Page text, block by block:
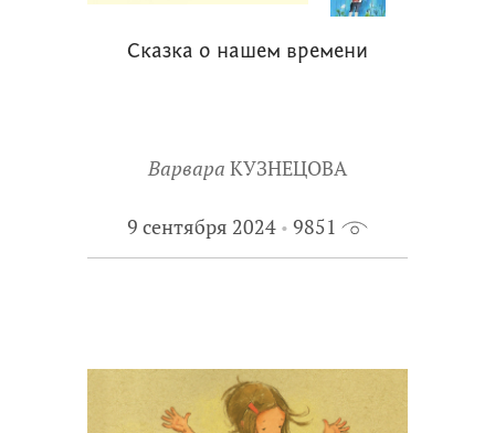
Сказка о нашем времени
Варвара КУЗНЕЦОВА
9 сентября 2024 9851